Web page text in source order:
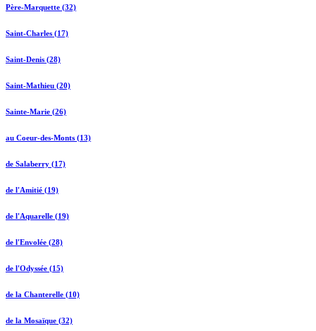
Père-Marquette (32)
Saint-Charles (17)
Saint-Denis (28)
Saint-Mathieu (20)
Sainte-Marie (26)
au Coeur-des-Monts (13)
de Salaberry (17)
de l'Amitié (19)
de l'Aquarelle (19)
de l'Envolée (28)
de l'Odyssée (15)
de la Chanterelle (10)
de la Mosaïque (32)